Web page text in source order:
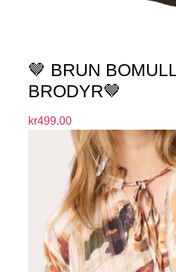
🤎 BRUN
BRODYR🤎
kr499.00